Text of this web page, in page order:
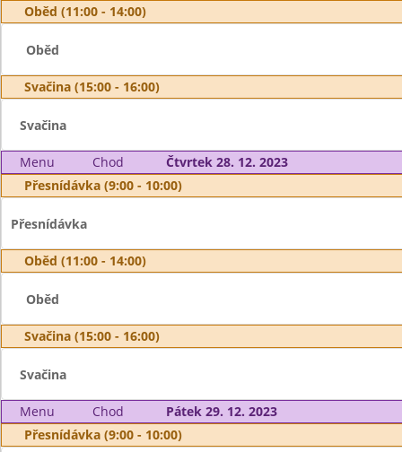
Oběd (11:00 - 14:00)
Oběd
Svačina (15:00 - 16:00)
Svačina
Menu Chod
Čtvrtek 28. 12. 2023
Přesnídávka (9:00 - 10:00)
Přesnídávka
Oběd (11:00 - 14:00)
Oběd
Svačina (15:00 - 16:00)
Svačina
Menu Chod
Pátek 29. 12. 2023
Přesnídávka (9:00 - 10:00)